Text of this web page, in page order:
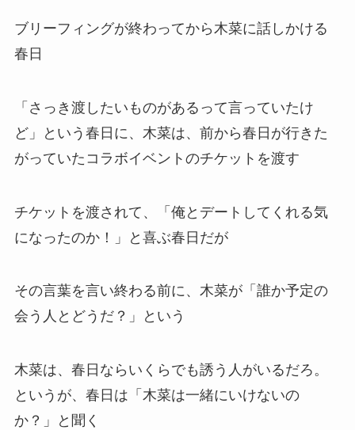
ブリーフィングが終わってから木菜に話しかける
春日
「さっき渡したいものがあるって言っていたけ
ど」という春日に、木菜は、前から春日が行きた
がっていたコラボイベントのチケットを渡す
チケットを渡されて、「俺とデートしてくれる気
になったのか！」と喜ぶ春日だが
その言葉を言い終わる前に、木菜が「誰か予定の
会う人とどうだ？」という
木菜は、春日ならいくらでも誘う人がいるだろ。
というが、春日は「木菜は一緒にいけないの
か？」と聞く